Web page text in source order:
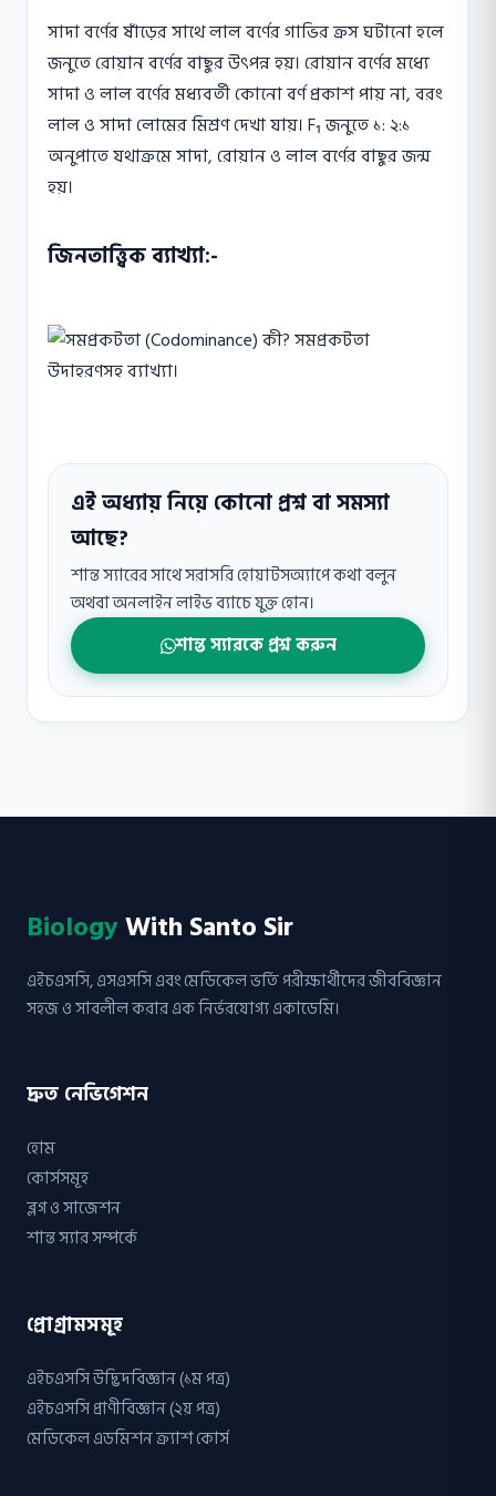
সাদা বর্ণের ষাঁড়ের সাথে লাল বর্ণের গাভির ক্রস ঘটানো হলে
জনুতে রোয়ান বর্ণের বাছুর উৎপন্ন হয়। রোয়ান বর্ণের মধ্যে
সাদা ও লাল বর্ণের মধ্যবর্তী কোনো বর্ণ প্রকাশ পায় না, বরং
লাল ও সাদা লোমের মিশ্রণ দেখা যায়। F₁ জনুতে ১: ২:১
অনুপাতে যথাক্রমে সাদা, রোয়ান ও লাল বর্ণের বাছুর জন্ম
হয়।
জিনতাত্ত্বিক ব্যাখ্যা:-
এই অধ্যায় নিয়ে কোনো প্রশ্ন বা সমস্যা
আছে?
শান্ত স্যারের সাথে সরাসরি হোয়াটসঅ্যাপে কথা বলুন
অথবা অনলাইন লাইভ ব্যাচে যুক্ত হোন।
শান্ত স্যারকে প্রশ্ন করুন
BiologyWith Santo Sir
এইচএসসি, এসএসসি এবং মেডিকেল ভর্তি পরীক্ষার্থীদের জীববিজ্ঞান
সহজ ও সাবলীল করার এক নির্ভরযোগ্য একাডেমি।
দ্রুত নেভিগেশন
হোম
কোর্সসমূহ
ব্লগ ও সাজেশন
শান্ত স্যার সম্পর্কে
প্রোগ্রামসমূহ
এইচএসসি উদ্ভিদবিজ্ঞান (১ম পত্র)
এইচএসসি প্রাণীবিজ্ঞান (২য় পত্র)
মেডিকেল এডমিশন ক্র্যাশ কোর্স